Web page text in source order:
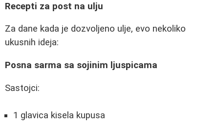
Recepti za post na ulju
Za dane kada je dozvoljeno ulje, evo nekoliko
ukusnih ideja:
Posna sarma sa sojinim ljuspicama
Sastojci:
1 glavica kisela kupusa